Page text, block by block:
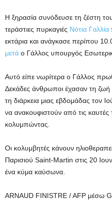
Η ξηρασία συνόδευσε τη ζέστη
τεράστιες πυρκαγιές Νότια Γαλλία
εκτάρια και ανάγκασε περίπου
μετά ο Γάλλος υπουργός
Αυτό είπε νωρίτερα ο Γάλλος
Δεκάδες άνθρωποι έχασαν τη
τη διάρκεια μιας εβδομάδας τον
να ανακουφιστούν από τις καυτές
κολυμπώντας.
Οι κολυμβητές κάνουν
Παρισιού Saint-Martin στις 20
ένα κύμα καύσωνα.
ARNAUD FINISTRE / AFP μέσω